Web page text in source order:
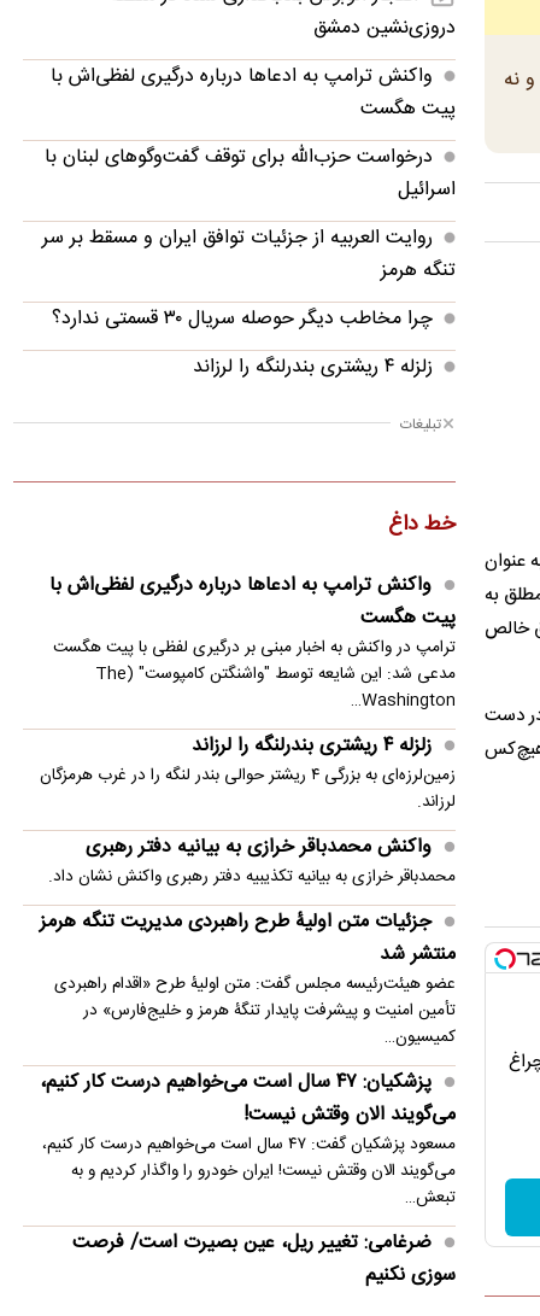
نه
عنوان
به
خالص
دست
هیچ‌کس
دروزی‌نشین دمشق
واکنش ترامپ به ادعاها درباره درگیری لفظی‌اش با
پیت هگست
درخواست حزب‌الله برای توقف گفت‌وگوهای لبنان با
اسرائیل
روایت العربیه از جزئیات توافق ایران و مسقط بر سر
تنگه هرمز
چرا مخاطب دیگر حوصله سریال ۳۰ قسمتی ندارد؟
زلزله ۴ ریشتری بندرلنگه را لرزاند
دانشکده‌های علوم پزشکی بیش از دو برابر ظرفیت
فسخ ۱۰۰ میلیونی برای قرارداد ۱۰۰ میلیاردی!
واکنش محمدباقر خرازی به بیانیه دفتر رهبری
جوادی آملی: با ناقضان وحدت مبارزه کنید
کریدورهای شمالی و جنوبی تنگه هرمز حذف
می‌شوند؟
جزئیات متن اولیۀ طرح راهبردی مدیریت تنگه هرمز
منتشر شد
عباس گودرزی: هرگونه بازگشایی تنگه هرمز باید منوط
به اجرای کامل تعهدات آمریکا باشد
تبلیغات
خط داغ
واکنش ترامپ به ادعاها درباره درگیری لفظی‌اش با
پیت هگست
ترامپ در واکنش به اخبار مبنی بر درگیری لفظی با پیت هگست
مدعی شد: این شایعه توسط "واشنگتن کامپوست" (The
Washington…
زلزله ۴ ریشتری بندرلنگه را لرزاند
زمین‌لرزه‌ای به بزرگی ۴ ریشتر حوالی بندر لنگه را در غرب هرمزگان
لرزاند.
واکنش محمدباقر خرازی به بیانیه دفتر رهبری
محمدباقر خرازی به بیانیه تکذیبیه دفتر رهبری واکنش نشان داد.
جزئیات متن اولیۀ طرح راهبردی مدیریت تنگه هرمز
منتشر شد
عضو هیئت‌رئیسه مجلس گفت: متن اولیۀ طرح «اقدام راهبردی
تأمین امنیت و پیشرفت پایدار تنگۀ هرمز و خلیج‌فارس» در
کمیسیون…
پزشکیان: ۴۷ سال است می‌خواهیم درست کار کنیم،
می‌گویند الان وقتش نیست!
مسعود پزشکیان گفت: ۴۷ سال است می‌خواهیم درست کار کنیم،
می‌گویند الان وقتش نیست! ایران خودرو را واگذار کردیم و به
تبعش…
ضرغامی: تغییر ریل، عین بصیرت است/ فرصت
سوزی نکنیم